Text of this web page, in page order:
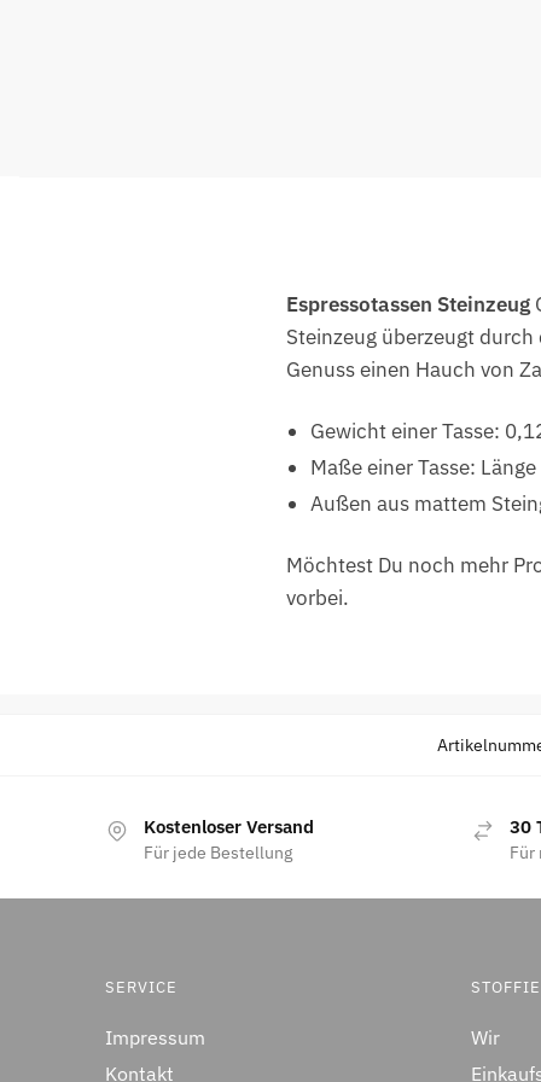
Espressotassen Steinzeug
Steinzeug überzeugt
Genuss einen Hauch von
Gewicht einer Tasse:
Maße einer Tasse:
Außen aus mattem
Möchtest Du noch mehr
vorbei.
Kostenloser Versand
Für jede Bestellung
30
Für
SERVICE
Impressum
Kontakt
Wir